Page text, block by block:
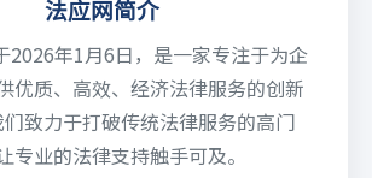
法应网简介
2026年1月6日，是一家专注于为企
优质、高效、经济法律服务的创新
致力于打破传统法律服务的高门
专业的法律支持触手可及。